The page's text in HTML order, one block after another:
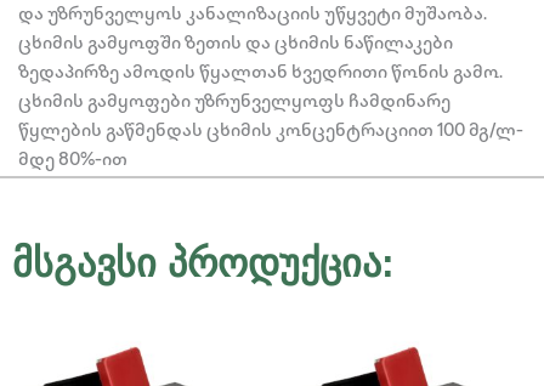
და უზრუნველყოს კანალიზაციის უწყვეტი მუშაობა.
ცხიმის გამყოფში ზეთის და ცხიმის ნაწილაკები
ზედაპირზე ამოდის წყალთან ხვედრითი წონის გამო.
ცხიმის გამყოფები უზრუნველყოფს ჩამდინარე
წყლების გაწმენდას ცხიმის კონცენტრაციით 100 მგ/ლ-
მდე 80%-ით
მსგავსი პროდუქცია: